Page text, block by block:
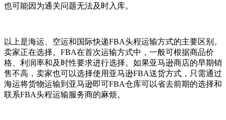
也可能因为通关问题无法及时入库。
以上是海运、空运和国际快递FBA头程运输方式的主要区别。
卖家正在选择。FBA在首次运输方式中，一般可根据商品价
格、利润率和及时性要求进行选择。如果亚马逊商店的早期销
售不高，卖家也可以选择使用亚马逊FBA送货方式，只需通过
海运将货物运输到亚马逊即可FBA仓库可以省去前期的选择和
联系FBA头程运输服务商的麻烦。